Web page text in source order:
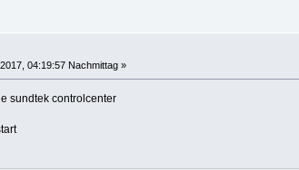
04:19:57 Nachmittag »
sundtek controlcenter